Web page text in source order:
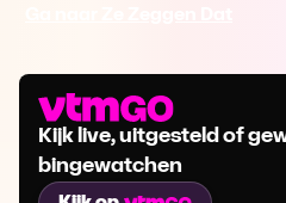
Kijk live, uitgesteld of
bingewatchen